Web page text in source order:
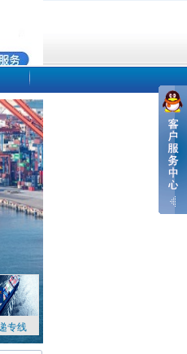
点地图
专线